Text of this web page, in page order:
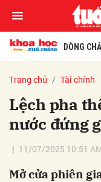
DÒNG
Trang chủ Tài chính
Lệch pha
nước đứng
11/07/2025 10:51
Mở cửa phiên